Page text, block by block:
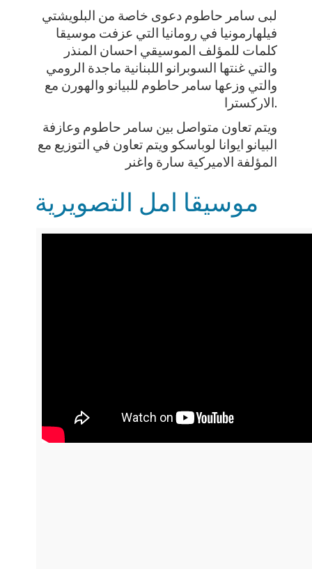
لبى سامر حاطوم دعوى خاصة من البلويشتي
فيلهارمونيا في رومانيا التي عزفت موسيقا
كلمات للمؤلف الموسيقي احسان المنذر
والتي غنتها السوبرانو اللبنانية ماجدة الرومي
والتي وزعها سامر حاطوم للبيانو والهورن مع
الاركسترا.
ويتم تعاون متواصل بين سامر حاطوم وعازفة
البيانو ايوانا لوباسكو ويتم تعاون في التوزيع مع
المؤلفة الاميركية سارة واغنر
موسيقا امل التصويرية